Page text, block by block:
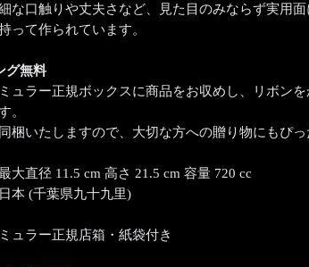
な口触りや丈夫さなど、見た目のみならず実用面
って作られています。
グ無料
ュラー正規ボックスに商品をお収めし、リボン
。
梱いたしますので、大切な方への贈り物にもぴっ
大直径 11.5 cm 高さ 21.5 cm 容量 720 cc
本 (千葉県九十九里)
ュラー正規店箱・紙袋付き